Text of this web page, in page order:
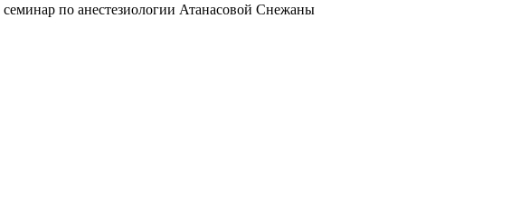
семинар по анестезиологии Атанасовой Снежаны